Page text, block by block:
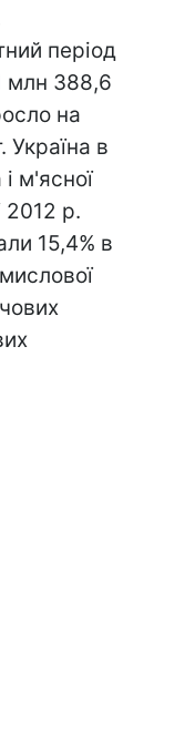
період
млн 388,6
на
Україна в
м'ясної
2012 р.
15,4% в